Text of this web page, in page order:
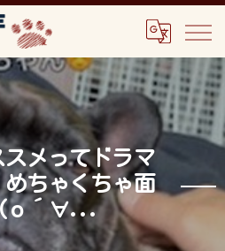
メってドラマ
ちゃくちゃ面
(о´∀...